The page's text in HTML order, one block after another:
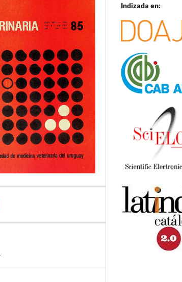
Indizada en: